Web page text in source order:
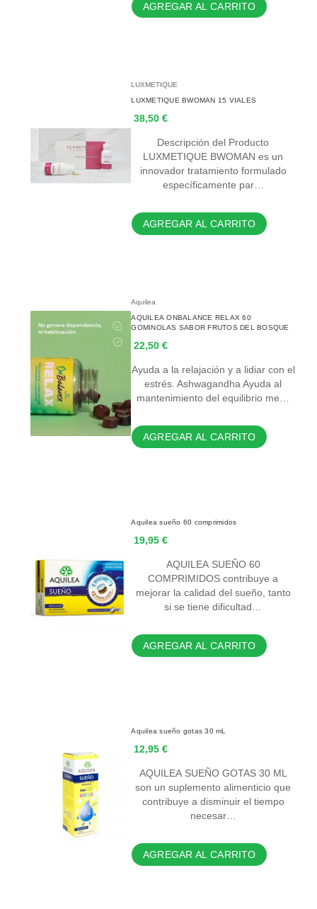
AGREGAR AL CARRITO
LUXMETIQUE
LUXMETIQUE BWOMAN 15 VIALES
38,50 €
Descripción del Producto
LUXMETIQUE BWOMAN es un
innovador tratamiento formulado
específicamente par…
AGREGAR AL CARRITO
Aquilea
AQUILEA ONBALANCE RELAX 60
GOMINOLAS SABOR FRUTOS DEL BOSQUE
22,50 €
Ayuda a la relajación y a lidiar con el
estrés. Ashwagandha Ayuda al
mantenimiento del equilibrio me…
AGREGAR AL CARRITO
Aquilea sueño 60 comprimidos
19,95 €
AQUILEA SUEÑO 60
COMPRIMIDOS contribuye a
mejorar la calidad del sueño, tanto
si se tiene dificultad…
AGREGAR AL CARRITO
Aquilea sueño gotas 30 mL
12,95 €
AQUILEA SUEÑO GOTAS 30 ML
son un suplemento alimenticio que
contribuye a disminuir el tiempo
necesar…
AGREGAR AL CARRITO